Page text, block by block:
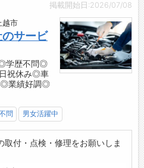
で、全員にスポットライトが当
えています◎
し、積極的に社員の意見を取り
い環境作りに注力しています！
ッフを配置することで効率化を
整備に専念できる環境です♪
ョン
需要が増えると予測され、お客
利にご利用いただけるよう365
体制を整えています！
きに助けてくれるカッコいい先
ち込んでいるときに優しく声を
輩、疲れていると笑わせてくれ
くれる先輩、できたときに褒め
かくて優しい先輩方の背中を見
たいという気持ちを持って頑張
休みながらくだらない話もして
ので、メリハリをつけて働けま
かりフォローし合って仕事をし
ており、スキルアップの必要性
。
あり！（会社負担）
修、社外研修、メーカーや取
会を行います。（WEBでの製品
。）
い場合
詳しいことがほとんどなので、
ビス部門などで様々な経験をし
。
お客様に提案できる人財になれ
掲載開始日:2026/07/08
越市
サービ
◎学歴不問◎
祝休み◎車
業績好調◎
問 男女活躍中
取付・点検・修理をお願いしま